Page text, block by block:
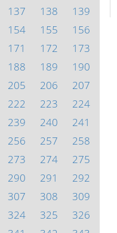
137 138
139
154 155
156
171 172
173
188 189
190
205 206
207
222 223
224
239 240
241
256 257
258
273 274
275
290 291
292
307 308
309
324 325
326